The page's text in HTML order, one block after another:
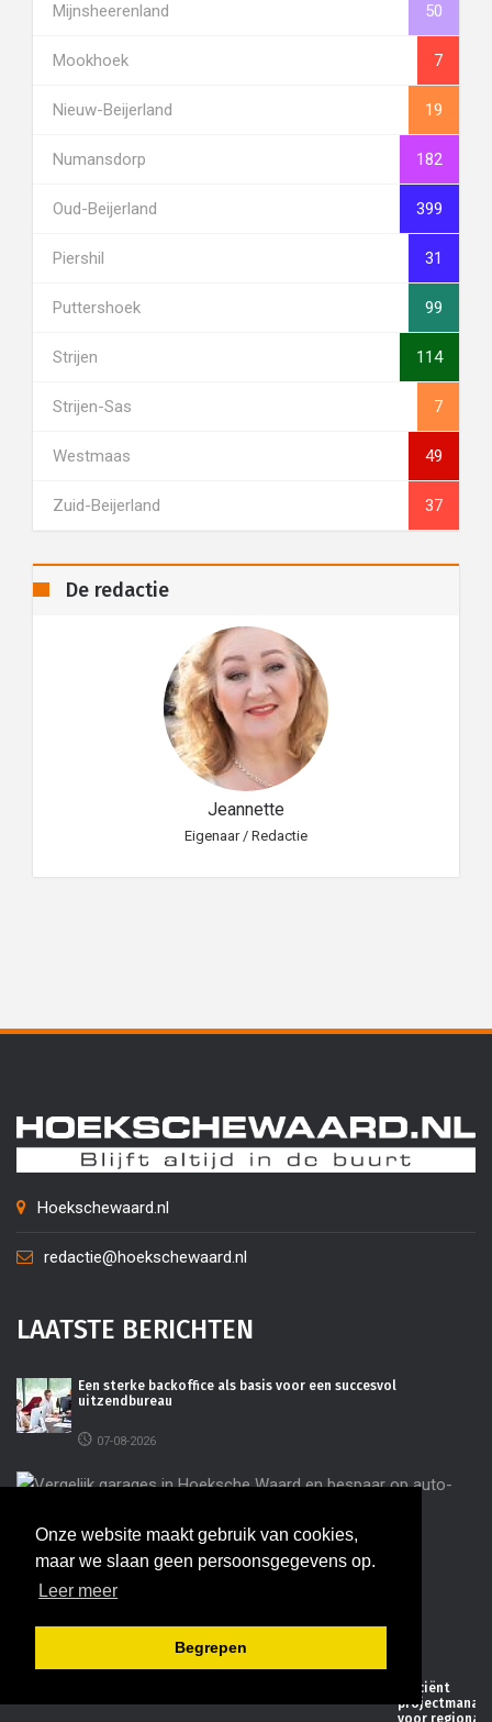
Onze website maakt gebruik van cookies,
maar we slaan geen persoonsgegevens op.
Leer meer
Begrepen
Mijnsheerenland 50
Mookhoek 7
Nieuw-Beijerland 19
Numansdorp 182
Oud-Beijerland 399
Piershil 31
Puttershoek 99
Strijen 114
Strijen-Sas 7
Westmaas 49
Zuid-Beijerland 37
De redactie
Jeannette
Eigenaar / Redactie
Hoekschewaard.nl
redactie@hoekschewaard.nl
LAATSTE BERICHTEN
Een sterke backoffice als basis voor een succesvol
uitzendbureau
07-08-2026
Efficiënt
voor regionale